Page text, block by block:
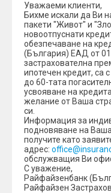
Уважаеми клиенти,
Бихме искали да Ви
пакети "Живот" и
новоотпуснати
обезпечаване на
(България) ЕАД от
застрахователна
ипотечен кредит, са
до 60-тата
усвояване на
желание от Ваша
си.
Информация за
подновяване на
получите като
адрес:
обслужващия Ви
С уважение,
Райфайзенбанк
Райфайзен